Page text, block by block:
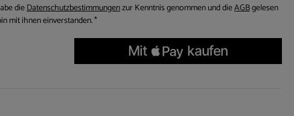
dieDatenschutzbestimmungenzur Kenntnis genommen und dieAGBgelesen
und bin mit ihnen einverstanden. *